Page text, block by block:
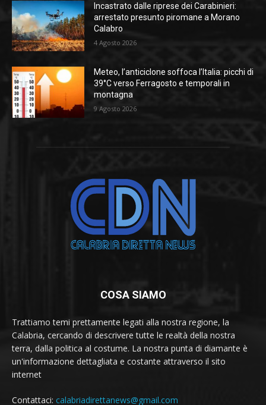
Incastrato dalle riprese dei Carabinieri:
arrestato presunto piromane a Morano
Calabro
4 Agosto 2026
Meteo, l’anticiclone soffoca l’Italia: picchi di
39°C verso Ferragosto e temporali in
montagna
9 Agosto 2026
COSA SIAMO
Trattiamo temi prettamente legati alla nostra regione, la
Calabria, cercando di descrivere tutte le realtà della nostra
terra, dalla politica al costume. La nostra punta di diamante è
un'informazione dettagliata e costante attraverso il sito
internet
Contattaci: calabriadirettanews@gmail.com